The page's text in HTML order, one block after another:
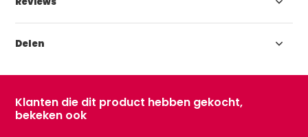
Delen
Klanten die dit product hebben gekocht,
bekeken ook